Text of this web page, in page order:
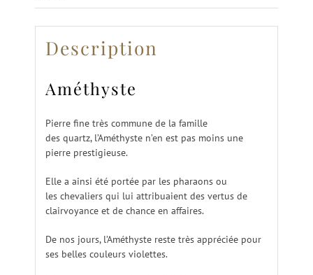
Description
Améthyste
Pierre fine très commune de la famille
des quartz, l’Améthyste n’en est pas moins une
pierre prestigieuse.
Elle a ainsi été portée par les pharaons ou
les chevaliers qui lui attribuaient des vertus de
clairvoyance et de chance en affaires.
De nos jours, l’Améthyste reste très appréciée pour
ses belles couleurs violettes.